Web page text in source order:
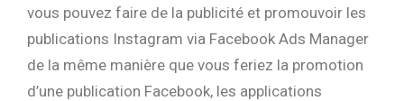
vous pouvez faire de la publicité et promouvoir les
publications Instagram via Facebook Ads Manager
de la même manière que vous feriez la promotion
d’une publication Facebook, les applications